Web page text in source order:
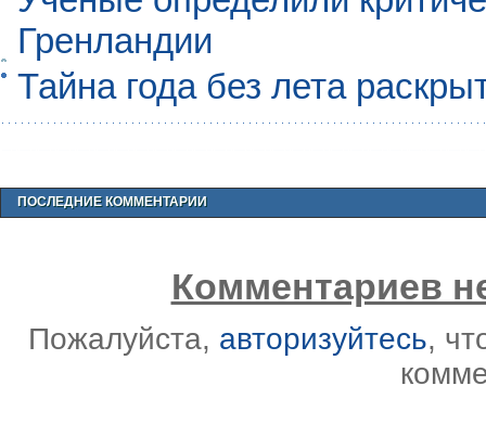
Гренландии
Тайна года без лета
ПОСЛЕДНИЕ КОММЕНТАРИИ
Комментариев
Пожалуйста, авторизуйтесь,